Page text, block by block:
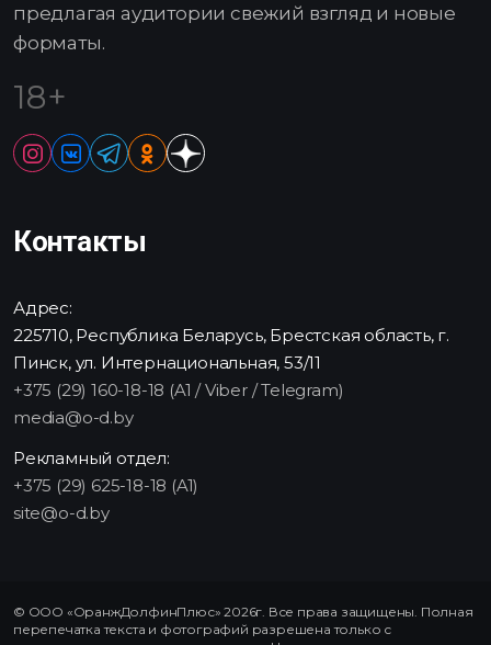
предлагая аудитории свежий взгляд и новые
форматы.
18+
Контакты
Адрес:
225710, Республика Беларусь, Брестская область, г.
Пинск, ул. Интернациональная, 53/11
+375 (29) 160-18-18 (A1 / Viber / Telegram)
media@o-d.by
Рекламный отдел:
+375 (29) 625-18-18 (A1)
site@o-d.by
© ООО «ОранжДолфинПлюс» 2026г. Все права защищены. Полная
перепечатка текста и фотографий разрешена только с